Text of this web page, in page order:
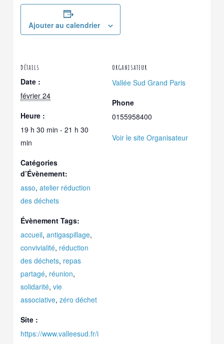
Ajouter au calendrier
DÉTAILS
Date :
février 24
Heure :
19 h 30 min - 21 h 30
min
Catégories
d’Évènement:
asso,atelier réduction
des déchets
Évènement Tags:
accueil,antigaspillage,
convivialité, réduction
des déchets, repas
partagé, réunion,
solidarité,vie
associative,zéro déchet
Site :
https://www.valleesud.fr/i
ORGANISATEUR
Vallée Sud Grand Paris
Phone
0155958400
Voir le site Organisateur